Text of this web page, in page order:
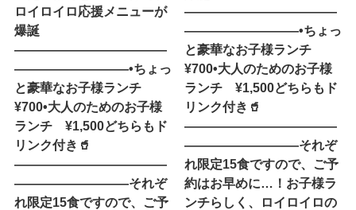
ロイロイロ応援メニューが
爆誕
————————————
—————————•ちょっ
と豪華なお子様ランチ
¥700•大人のためのお子様
ランチ ¥1,500どちらもド
リンク付き🥤
————————————
—————————それぞ
れ限定15食ですので、ご予
————————————
—————————•ちょっ
と豪華なお子様ランチ
¥700•大人のためのお子様
ランチ ¥1,500どちらもド
リンク付き🥤
————————————
—————————それぞ
れ限定15食ですので、ご予
約はお早めに…！お子様ラ
ンチらしく、ロイロイロの